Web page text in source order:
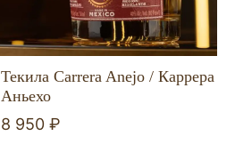
Текила Carrera Anejo / Каррера
Аньехо
8 950 ₽